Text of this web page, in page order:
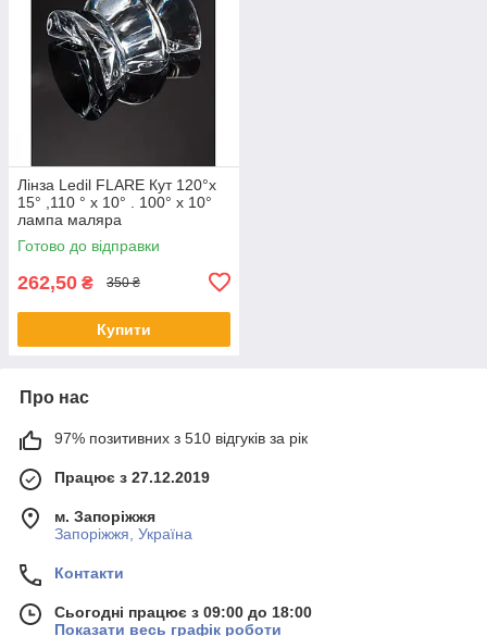
Лінза Ledil FLARE Кут 120°х
15° ,110 ° х 10° . 100° x 10°
лампа маляра
Готово до відправки
262,50 ₴ 350 ₴
Купити
Про нас
97% позитивних з 510 відгуків за рік
Працює з 27.12.2019
м. Запоріжжя
Запоріжжя, Україна
Контакти
Сьогодні працює з 09:00 до 18:00
Показати весь графік роботи